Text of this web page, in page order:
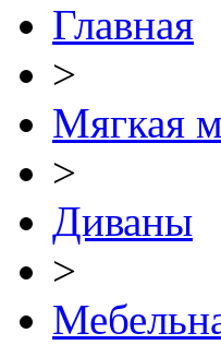
Главная
>
Мягкая
>
Диваны
>